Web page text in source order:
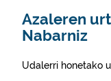
Azaleren
Nabarniz
Udalerri honetako